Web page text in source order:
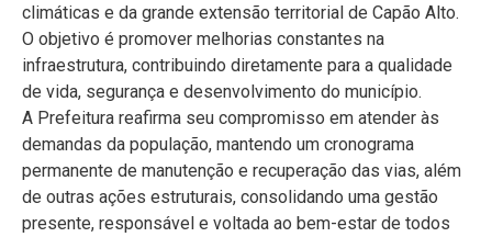
climáticas e da grande extensão territorial de Capão Alto.
O objetivo é promover melhorias constantes na
infraestrutura, contribuindo diretamente para a qualidade
de vida, segurança e desenvolvimento do município.
A Prefeitura reafirma seu compromisso em atender às
demandas da população, mantendo um cronograma
permanente de manutenção e recuperação das vias, além
de outras ações estruturais, consolidando uma gestão
presente, responsável e voltada ao bem-estar de todos